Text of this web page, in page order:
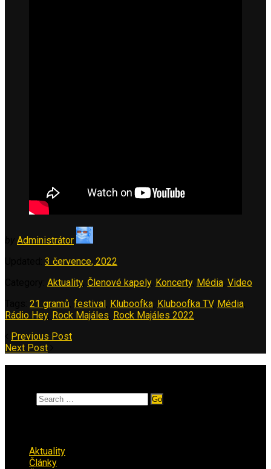
Administrátor
3 července, 2022
Aktuality, Členové kapely, Koncerty, Média Video
21 gramů festival Kluboofka Kluboofka TV, Média
Rádio Hey, Rock Majáles Rock Majáles 2022
Previous Post
Next Post
Aktuality
Články